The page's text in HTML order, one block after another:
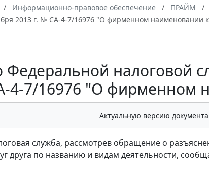
Информационно-правовое обеспечение ПРАЙМ
2013 г. № СА-4-7/16976 "О фирменном наименовании
налоговой
4-7/16976 "О фирменном
Актуальную версию
служба, рассмотрев обращение о
друга по названию и видам деятельности,